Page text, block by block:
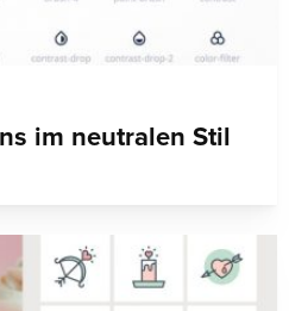
im neutralen Stil